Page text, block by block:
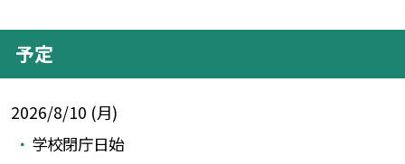
予定
2026/8/10 (月)
学校閉庁日始